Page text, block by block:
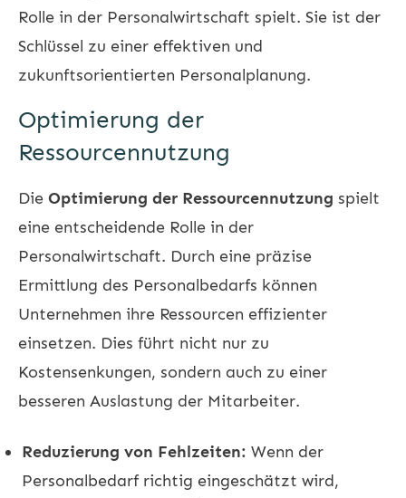
Rolle in der Personalwirtschaft spielt. Sie ist der
Schlüssel zu einer effektiven und
zukunftsorientierten Personalplanung.
Optimierung der
Ressourcennutzung
Die Optimierung der Ressourcennutzung spielt
eine entscheidende Rolle in der
Personalwirtschaft. Durch eine präzise
Ermittlung des Personalbedarfs können
Unternehmen ihre Ressourcen effizienter
einsetzen. Dies führt nicht nur zu
Kostensenkungen, sondern auch zu einer
besseren Auslastung der Mitarbeiter.
Reduzierung von Fehlzeiten: Wenn der
Personalbedarf richtig eingeschätzt wird,